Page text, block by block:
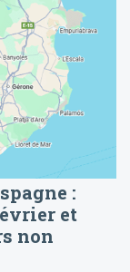
:
et
non